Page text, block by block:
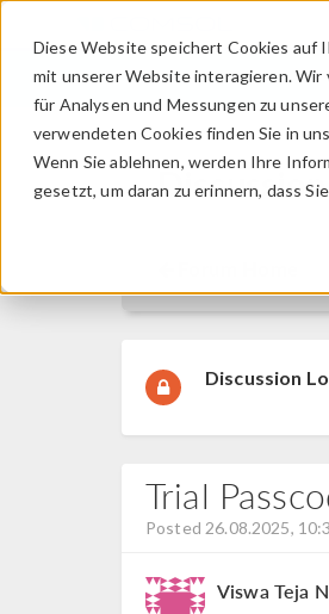
Diese Website speichert Cookies auf
mit unserer Website interagieren. Wir
für Analysen und Messungen zu
verwendeten Cookies finden Sie in
Wenn Sie ablehnen, werden Ihre
gesetzt, um daran zu erinnern, dass
Discussion
Trial
Posted 26.08.2025,
Viswa Teja